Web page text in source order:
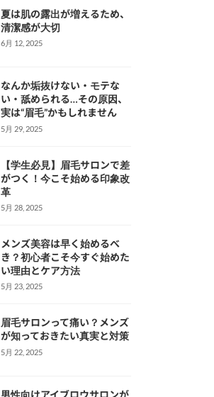
夏は肌の露出が増えるため、
清潔感が大切
6月 12, 2025
なんか垢抜けない・モテな
い・舐められる…その原因、
実は“眉毛”かもしれません
5月 29, 2025
【学生必見】眉毛サロンで差
がつく！今こそ始める印象改
革
5月 28, 2025
メンズ美容は早く始めるべ
き？初心者こそ今すぐ始めた
い理由とケア方法
5月 23, 2025
眉毛サロンって痛い？メンズ
が知っておきたい真実と対策
5月 22, 2025
男性向けアイブロウサロンが